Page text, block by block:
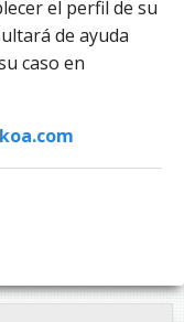
el perfil de su
de ayuda
caso en